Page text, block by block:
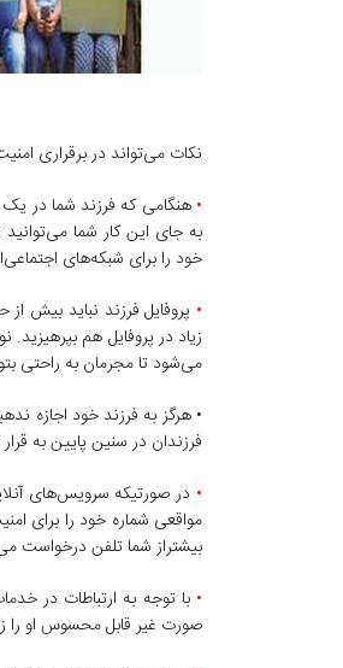
نکات می‌تواند در برقراری
•هنگامی که فرزند شما در یک
به جای این کار شما
خود را برای شبکه‌های
• پروفایل فرزند نباید بیش
زیاد در پروفایل هم
می‌شود تا مجرمان به راحتی
• هرگز به فرزند خود اجازه
فرزندان در سنین پایین به
• در صورتیکه سرویس‌های
مواقعی شماره خود را برای
بیشتراز شما تلفن درخواست
• با توجه به ارتباطات در
صورت غیر قابل محسوس او را